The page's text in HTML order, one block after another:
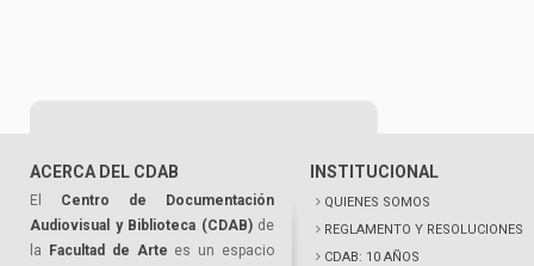
ACERCA DEL CDAB
El Centro de Documentación
Audiovisual y Biblioteca (CDAB)de
la
Facultad de Arte es un espacio
INSTITUCIONAL
QUIENES SOMOS
REGLAMENTO Y RESOLUCIONES
CDAB: 10 AÑOS